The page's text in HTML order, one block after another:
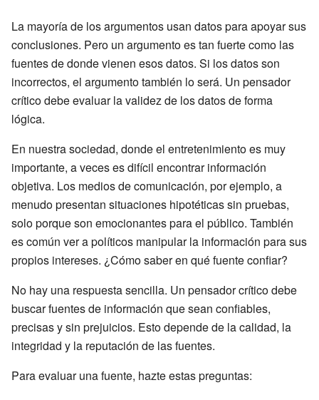
La mayoría de los argumentos usan datos para apoyar sus
conclusiones. Pero un argumento es tan fuerte como las
fuentes de donde vienen esos datos. Si los datos son
incorrectos, el argumento también lo será. Un pensador
crítico debe evaluar la validez de los datos de forma
lógica.
En nuestra sociedad, donde el entretenimiento es muy
importante, a veces es difícil encontrar información
objetiva. Los medios de comunicación, por ejemplo, a
menudo presentan situaciones hipotéticas sin pruebas,
solo porque son emocionantes para el público. También
es común ver a políticos manipular la información para sus
propios intereses. ¿Cómo saber en qué fuente confiar?
No hay una respuesta sencilla. Un pensador crítico debe
buscar fuentes de información que sean confiables,
precisas y sin prejuicios. Esto depende de la calidad, la
integridad y la reputación de las fuentes.
Para evaluar una fuente, hazte estas preguntas: